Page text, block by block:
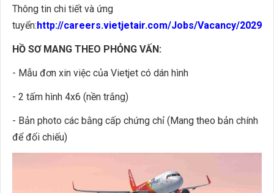
Thông tin chi tiết và ứng
tuyển: http://careers.vietjetair.com/Jobs/Vacancy/2029
HỒ SƠ MANG THEO PHỎNG VẤN:
- Mẫu đơn xin việc của Vietjet có dán hình
- 2 tấm hình 4x6 (nền trắng)
- Bản photo các bằng cấp chứng chỉ (Mang theo bản chính
để đối chiếu)